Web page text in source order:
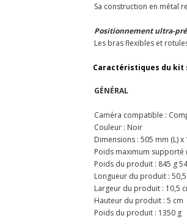
Sa construction en métal
Positionnement ultra-
Les bras flexibles et
Caractéristiques du kit
GÉNÉRAL
Caméra compatible :
Couleur : Noir
Dimensions : 505 mm (L) x
Poids maximum supporté
Poids du produit : 845 g
Longueur du produit :
Largeur du produit : 10,5
Hauteur du produit : 5 cm
Poids du produit : 1350 g